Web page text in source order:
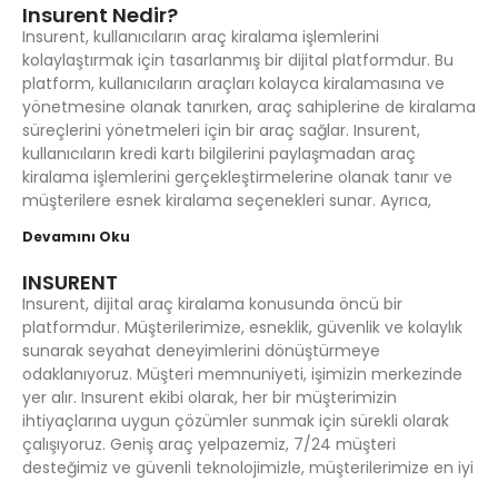
Insurent Nedir?
Insurent, kullanıcıların araç kiralama işlemlerini
kolaylaştırmak için tasarlanmış bir dijital platformdur. Bu
platform, kullanıcıların araçları kolayca kiralamasına ve
yönetmesine olanak tanırken, araç sahiplerine de kiralama
süreçlerini yönetmeleri için bir araç sağlar. Insurent,
kullanıcıların kredi kartı bilgilerini paylaşmadan araç
kiralama işlemlerini gerçekleştirmelerine olanak tanır ve
müşterilere esnek kiralama seçenekleri sunar. Ayrıca,
Devamını Oku
INSURENT
Insurent, dijital araç kiralama konusunda öncü bir
platformdur. Müşterilerimize, esneklik, güvenlik ve kolaylık
sunarak seyahat deneyimlerini dönüştürmeye
odaklanıyoruz. Müşteri memnuniyeti, işimizin merkezinde
yer alır. Insurent ekibi olarak, her bir müşterimizin
ihtiyaçlarına uygun çözümler sunmak için sürekli olarak
çalışıyoruz. Geniş araç yelpazemiz, 7/24 müşteri
desteğimiz ve güvenli teknolojimizle, müşterilerimize en iyi